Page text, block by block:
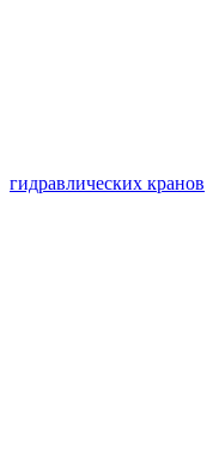
гидравлических кранов